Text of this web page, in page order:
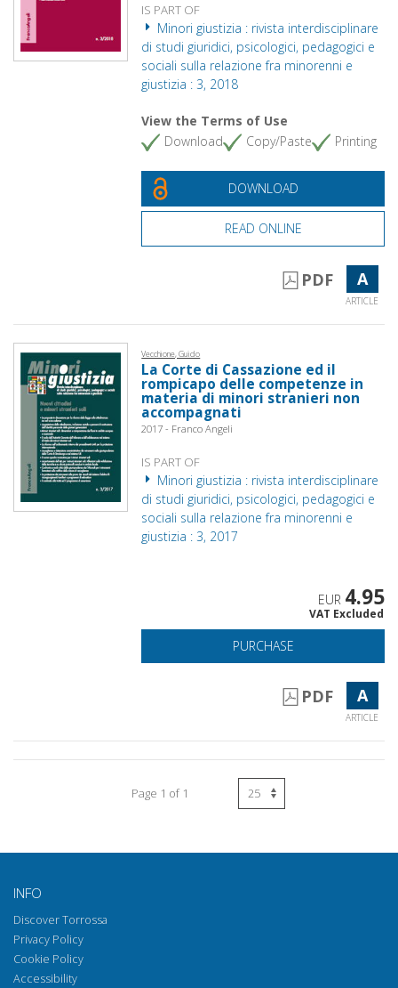
IS PART OF
Minori giustizia : rivista interdisciplinare
di studi giuridici, psicologici, pedagogici e
sociali sulla relazione fra minorenni e
giustizia : 3, 2018
View the Terms of Use
Download
Copy/Paste Printing
DOWNLOAD
READ ONLINE
PDF A
ARTICLE
Vecchione, Guido
La Corte di Cassazione ed il
rompicapo delle competenze in
materia di minori stranieri non
accompagnati
2017 - Franco Angeli
IS PART OF
Minori giustizia : rivista interdisciplinare
di studi giuridici, psicologici, pedagogici e
sociali sulla relazione fra minorenni e
giustizia : 3, 2017
EUR 4.95
VAT Excluded
PURCHASE
PDF A
ARTICLE
Page 1 of 1
INFO
Discover Torrossa
Privacy Policy
Cookie Policy
Accessibility